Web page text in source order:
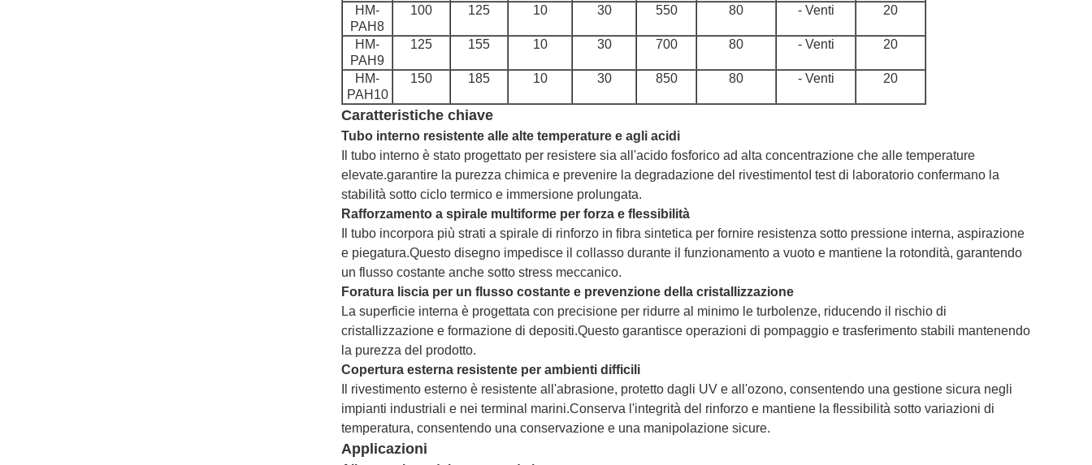
HM-
PAH8
100 125 10 30 550 80 - Venti 20
HM-
PAH9
125 155 10 30 700 80 - Venti 20
HM-
PAH10
150 185 10 30 850 80 - Venti 20
Caratteristiche chiave
Tubo interno resistente alle alte temperature e agli acidi
Il tubo interno è stato progettato per resistere sia all'acido fosforico ad alta concentrazione che alle temperature
elevate.garantire la purezza chimica e prevenire la degradazione del rivestimentoI test di laboratorio confermano la
stabilità sotto ciclo termico e immersione prolungata.
Rafforzamento a spirale multiforme per forza e flessibilità
Il tubo incorpora più strati a spirale di rinforzo in fibra sintetica per fornire resistenza sotto pressione interna, aspirazione
e piegatura.Questo disegno impedisce il collasso durante il funzionamento a vuoto e mantiene la rotondità, garantendo
un flusso costante anche sotto stress meccanico.
Foratura liscia per un flusso costante e prevenzione della cristallizzazione
La superficie interna è progettata con precisione per ridurre al minimo le turbolenze, riducendo il rischio di
cristallizzazione e formazione di depositi.Questo garantisce operazioni di pompaggio e trasferimento stabili mantenendo
la purezza del prodotto.
Copertura esterna resistente per ambienti difficili
Il rivestimento esterno è resistente all'abrasione, protetto dagli UV e all'ozono, consentendo una gestione sicura negli
impianti industriali e nei terminal marini.Conserva l'integrità del rinforzo e mantiene la flessibilità sotto variazioni di
temperatura, consentendo una conservazione e una manipolazione sicure.
Applicazioni